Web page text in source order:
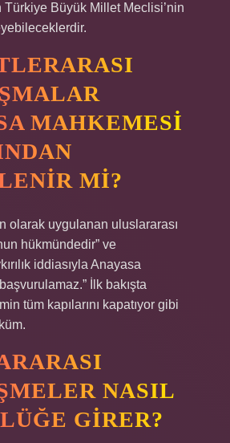
Büyük Millet Meclisi’nin
MAHKEMESI
MI?
olarak uygulanan uluslararası
hükmündedir” ve
iddiasıyla Anayasa
İlk bakışta
tüm kapılarını kapatıyor gibi
NASIL
GIRER?